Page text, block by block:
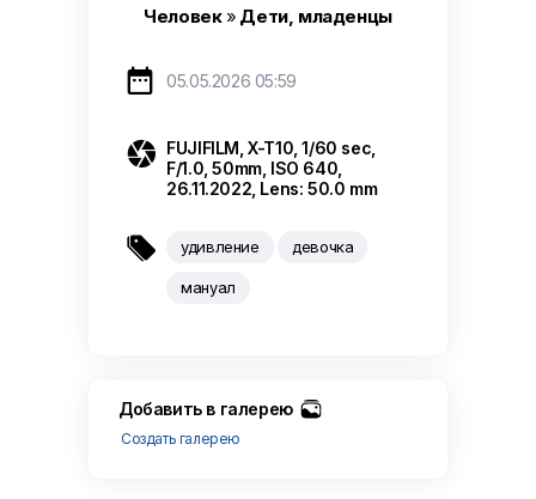
Человек» Дети, младенцы
 05.05.2026 05:59
 FUJIFILM ,X-T10 ,1/60 sec
F/1.0 ,50mm, ISO 640
26.11.2022 Lens: 50.0 mm
 удивление девочка
мануал
Добавить в галерею
Создать галерею